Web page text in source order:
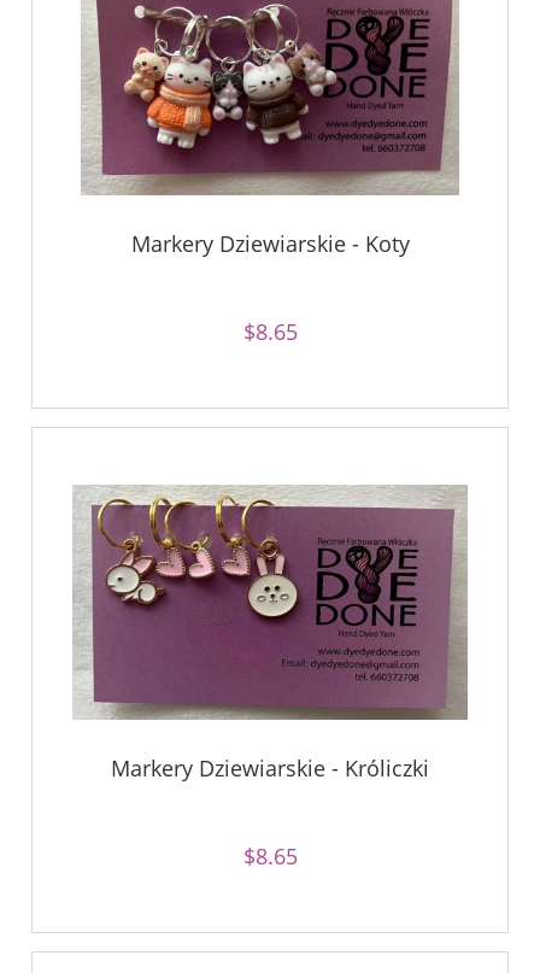
Markery Dziewiarskie - Koty
$8.65
Markery Dziewiarskie - Króliczki
$8.65